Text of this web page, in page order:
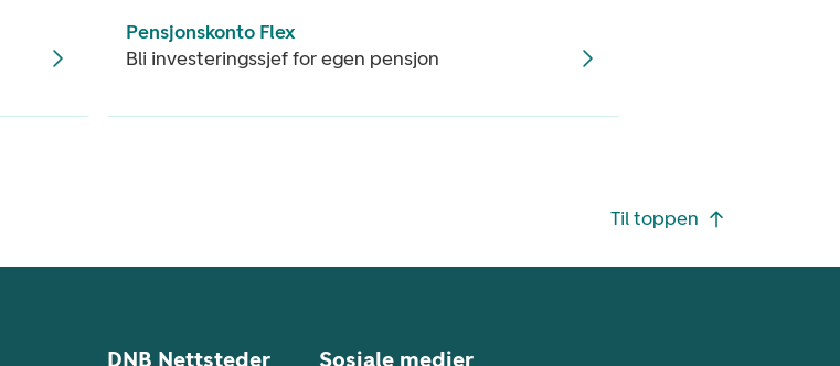
Pensjonskonto Flex
Bli investeringssjef for egen pensjon
Til toppen
DNB Nettsteder Sosiale medier